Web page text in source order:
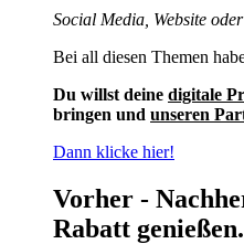
Social Media, Website
Bei all diesen Themen
Du willst deine digitale
bringen und unseren
Dann klicke hier!
Vorher -
Rabatt genießen.